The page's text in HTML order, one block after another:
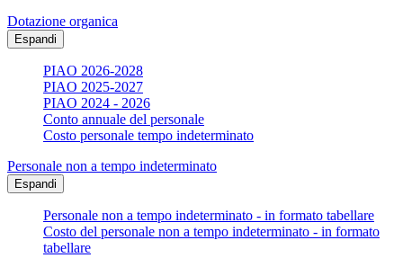
Dotazione organica
Espandi
PIAO 2026-2028
PIAO 2025-2027
PIAO 2024 - 2026
Conto annuale del personale
Costo personale tempo indeterminato
Personale non a tempo indeterminato
Espandi
Personale non a tempo indeterminato - in formato tabellare
Costo del personale non a tempo indeterminato - in formato
tabellare